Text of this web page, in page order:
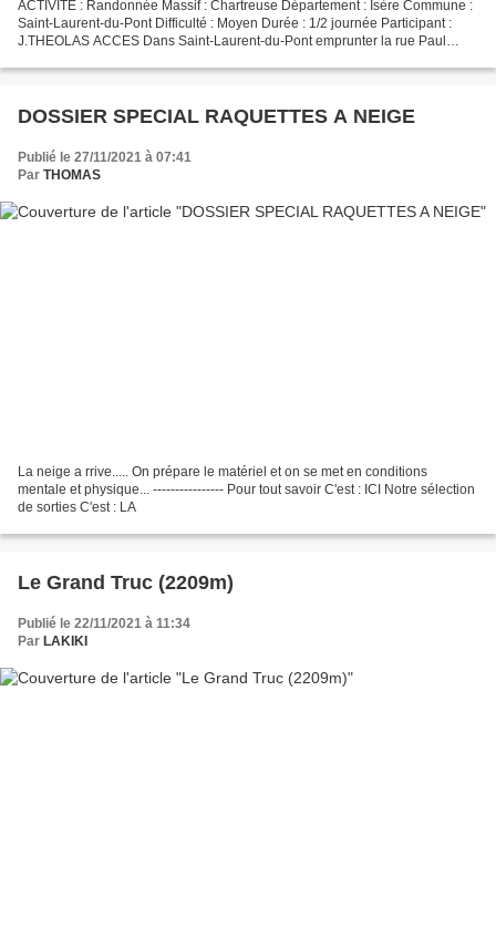
ACTIVITE : Randonnée Massif : Chartreuse Département : Isère Commune :
Saint-Laurent-du-Pont Difficulté : Moyen Durée : 1/2 journée Participant :
J.THEOLAS ACCES Dans Saint-Laurent-du-Pont emprunter la rue Paul
DOSSIER SPECIAL RAQUETTES A NEIGE
Publié le 27/11/2021 à 07:41
Par THOMAS
La neige a rrive..... On prépare le matériel et on se met en conditions
mentale et physique... ---------------- Pour tout savoir C'est : ICI Notre sélection
de sorties C'est : LA
Le Grand Truc (2209m)
Publié le 22/11/2021 à 11:34
Par LAKIKI